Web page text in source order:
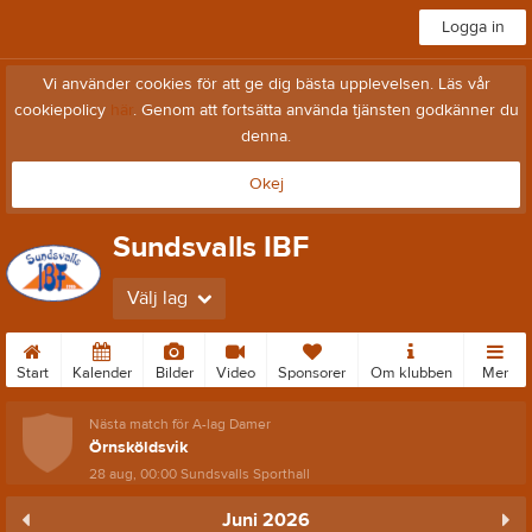
Logga in
Vi använder cookies för att ge dig bästa upplevelsen. Läs vår
cookiepolicy här. Genom att fortsätta använda tjänsten godkänner du
denna.
Okej
Sundsvalls IBF
Välj lag
Start Kalender Bilder Video Sponsorer Om klubben Mer
Nästa match för A-lag Damer
Örnsköldsvik
28 aug, 00:00Sundsvalls Sporthall
Juni 2026